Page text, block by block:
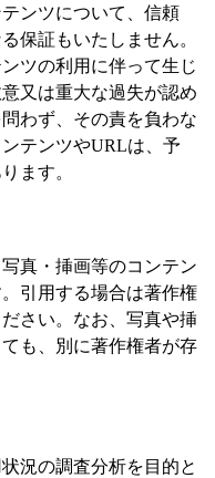
ンツについて、信頼
保証もいたしません。
ツの利用に伴って生じ
又は重大な過失が認め
わず、その責を負わな
テンツやURLは、予
ます。
真・挿画等のコンテン
引用する場合は著作権
さい。なお、写真や挿
も、別に著作権者が存
況の調査分析を目的と